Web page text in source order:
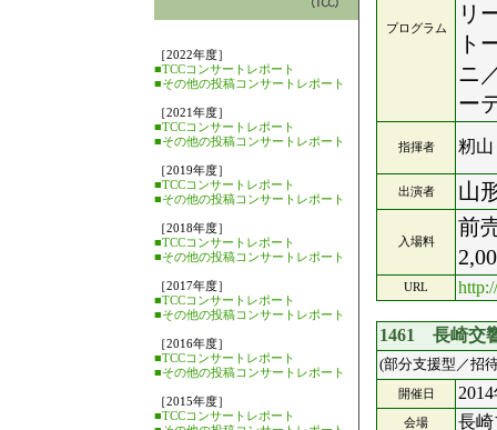
［2022年度］
■TCCコンサートレポート
■その他の投稿コンサートレポート
［2021年度］
■TCCコンサートレポート
■その他の投稿コンサートレポート
［2019年度］
■TCCコンサートレポート
■その他の投稿コンサートレポート
［2018年度］
■TCCコンサートレポート
■その他の投稿コンサートレポート
［2017年度］
■TCCコンサートレポート
■その他の投稿コンサートレポート
［2016年度］
■TCCコンサートレポート
■その他の投稿コンサートレポート
［2015年度］
■TCCコンサートレポート
プログラム
リ
ト
ニ
ー
指揮者 籾山
出演者 山
入場料
前
URL
1461 長崎交
(部分支援型／招
開催日
会場 長